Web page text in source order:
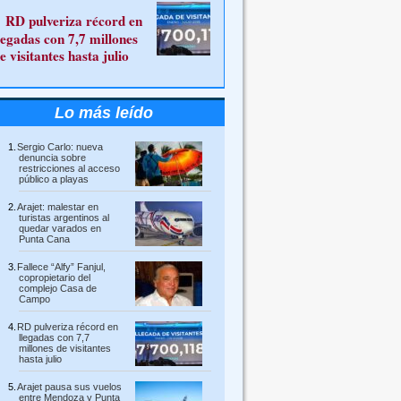
RD pulveriza récord en
con 7,7 millones
visitantes hasta julio
Lo más leído
Sergio Carlo: nueva
denuncia sobre
restricciones al acceso
público a playas
Arajet: malestar en
turistas argentinos al
quedar varados en
Punta Cana
Fallece “Alfy” Fanjul,
copropietario del
complejo Casa de
Campo
RD pulveriza récord en
llegadas con 7,7
millones de visitantes
hasta julio
Arajet pausa sus vuelos
entre Mendoza y Punta